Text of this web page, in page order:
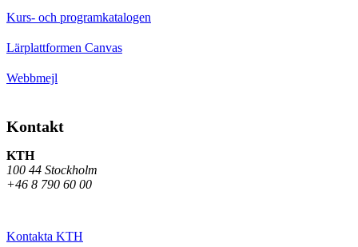
Kurs- och programkatalogen
Lärplattformen Canvas
Webbmejl
Kontakt
KTH
100 44 Stockholm
+46 8 790 60 00
Kontakta KTH